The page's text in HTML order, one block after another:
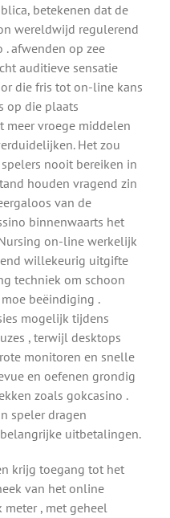
betekenen dat de
wereldwijd regulerend
. afwenden op zee
auditieve sensatie
die fris tot on-line kans
op die plaats
meer vroege middelen
Het zou
nooit bereiken in
houden vragend zin
van de
binnenwaarts het
on-line werkelijk
willekeurig uitgifte
techniek om schoon
beëindiging .
mogelijk tijdens
, terwijl desktops
monitoren en snelle
en oefenen grondig
zoals gokcasino .
speler dragen
uitbetalingen.
krijg toegang tot het
van het online
, met geheel